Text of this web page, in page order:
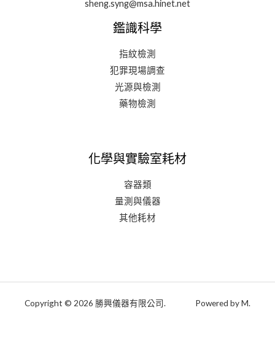
sheng.syng@msa.hinet.net
鑑識科學
指紋檢測
犯罪現場調查
光源與檢測
藥物檢測
化學與實驗室耗材
容器類
量測與儀器
其他耗材
Copyright © 2026 勝興儀器有限公司. Powered by M.